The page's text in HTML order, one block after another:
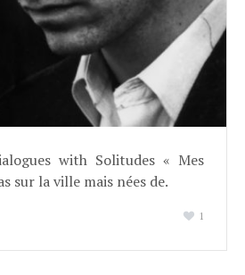
with Solitudes « Mes
sur la ville mais nées de.
1